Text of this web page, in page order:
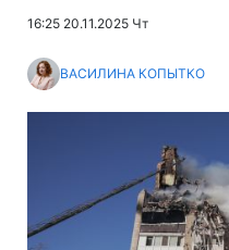
16:25 20.11.2025 Чт
ВАСИЛИНА КОПЫТКО